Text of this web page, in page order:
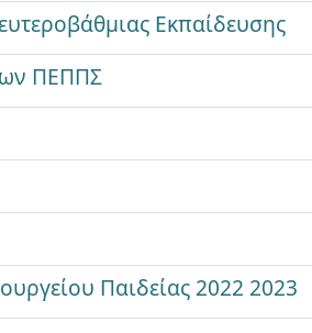
Εκπαίδευσης
ΠΕΠΠΣ
Παιδείας 2022 2023